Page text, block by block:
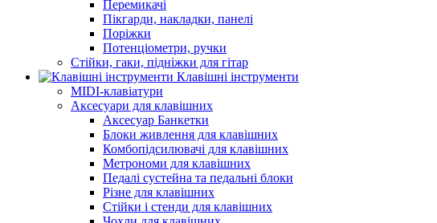
Перемикачі
Пікгарди, накладки, панелі
Поріжки
Потенціометри, ручки
Стійки, гаки, підніжки для гітар
Клавішні інструменти
MIDI-клавіатури
Аксесуари для клавішних
Аксесуар Банкетки
Блоки живлення для клавішних
Комбопідсилювачі для клавішних
Метрономи для клавішних
Педалі сустейна та педальні блоки
Різне для клавішних
Стійки і стенди для клавішних